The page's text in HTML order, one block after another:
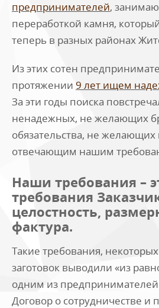
предпринимателей,
переработкой камня,
теперь в разных районах
Из этих сотен
протяжении 9 лет ищем
За эти годы поиска
ненадежных, не желающих
обязательства, не желающих
отвечающим нашим
Наши требования –
требования
целостность,
фактура.
Такие требования,
заготовок выводили «из
одним из предпринимателей
Договор о сотрудничестве и